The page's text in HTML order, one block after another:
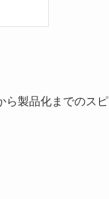
ら製品化までのスピ